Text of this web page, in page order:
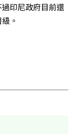
印尼政府目前還
。